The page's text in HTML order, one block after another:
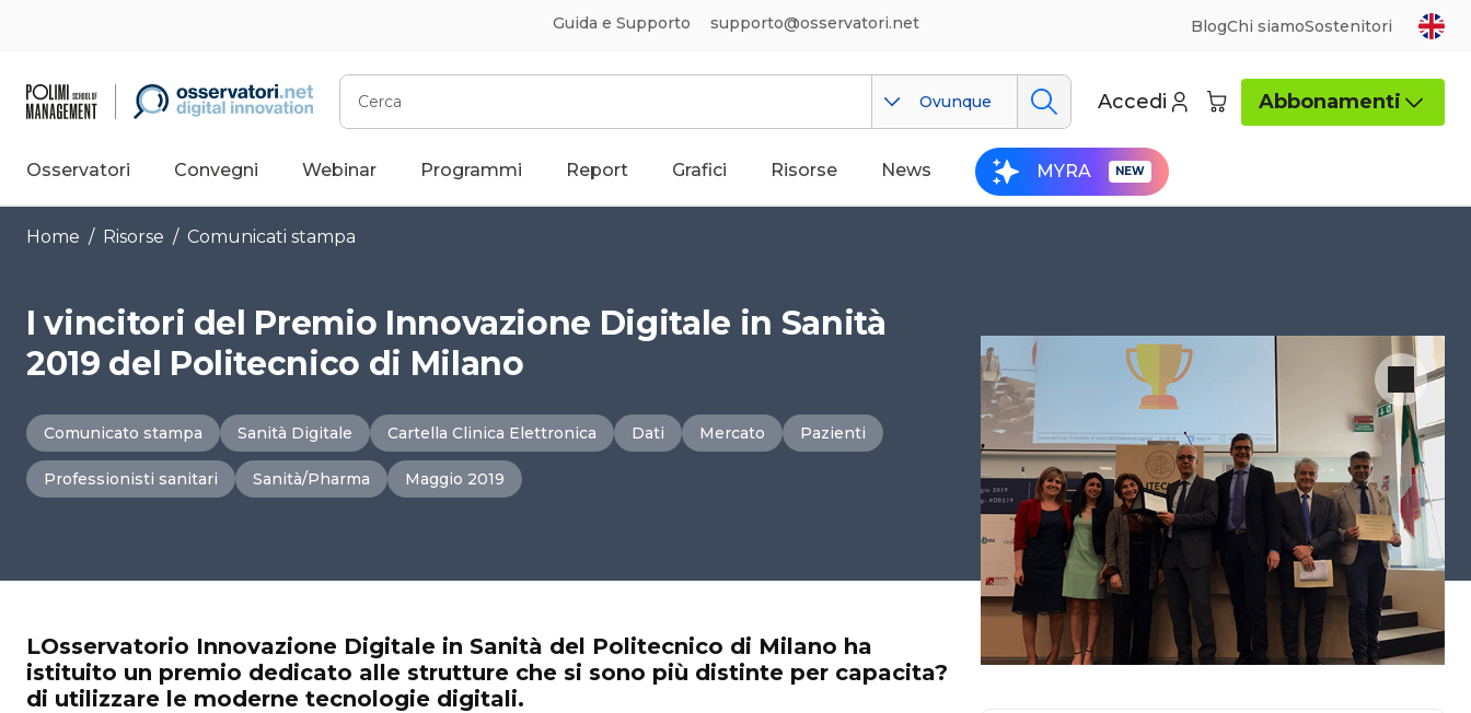
Guida e Supporto supporto@osservatori.net BlogChi siamoSostenitori
Cerca
Ovunque Accedi Abbonamenti
Osservatori Convegni Webinar Programmi Report Grafici Risorse News MYRA
Home / Risorse / Comunicati stampa
I vincitori del Premio Innovazione Digitale in Sanità
2019 del Politecnico di Milano
Comunicato stampa Sanità Digitale Cartella Clinica Elettronica Dati Mercato Pazienti
Professionisti sanitari Sanità/Pharma Maggio 2019
LOsservatorio Innovazione Digitale in Sanità del Politecnico di Milano ha
istituito un premio dedicato alle strutture che si sono più distinte per capacita?
di utilizzare le moderne tecnologie digitali.